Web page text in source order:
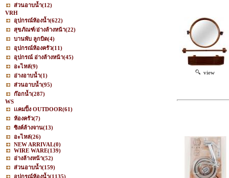
ส่วนอาบน้ำ(12)
VRH
อุปกรณ์ห้องน้ำ(622)
สุขภัณฑ์/อ่างล้างหน้า(22)
บานพับ ลูกบิด(4)
อุปกรณ์ห้องครัว(11)
อุปกรณ์ อ่างล้างหน้า(45)
อะไหล่(9)
อ่างอาบน้ำ(1)
ส่วนอาบน้ำ(95)
ก๊อกน้ำ(287)
WS
เเคมปิ้ง OUTDOOR(61)
ห้องครัว(7)
ซิงค์ล้างจาน(13)
อะไหล่(26)
NEW ARRIVAL(0)
WIRE WARE(139)
อ่างล้างหน้า(52)
ส่วนอาบน้ำ(159)
อุปกรณ์ห้องน้ำ(1135)
view